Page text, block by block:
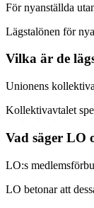
För nyanställda
Lägstalönen för
Vilka är de
Unionens
Kollektivavtalet
Vad säger LO
LO:s
LO betonar att